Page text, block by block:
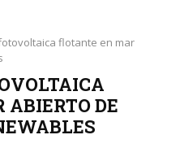
flotante en mar
ABIERTO DE